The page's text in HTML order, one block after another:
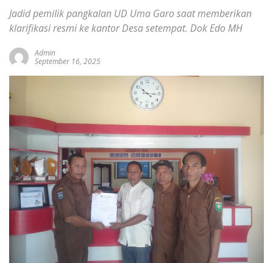
Jadid pemilik pangkalan UD Uma Garo saat memberikan
klarifikasi resmi ke kantor Desa setempat. Dok Edo MH
Admin
September 16, 2025